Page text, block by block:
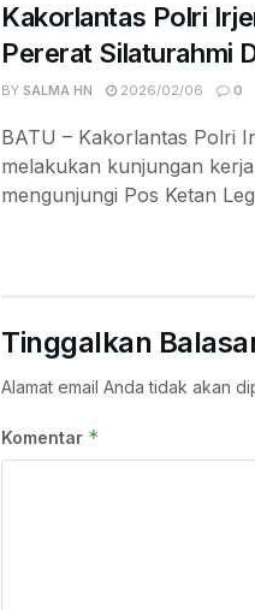
Kakorlantas Polri
Pererat Silaturahmi
BY SALMA HN 2026/02/06 0
BATU – Kakorlantas Polri
melakukan kunjungan
mengunjungi Pos Ketan
Tinggalkan
Alamat email Anda tidak akan
Komentar *